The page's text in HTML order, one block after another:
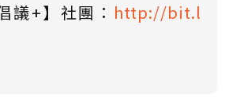
議+】社團： http://bit.l